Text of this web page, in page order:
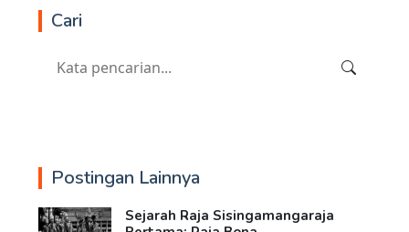
Cari
Postingan Lainnya
Sejarah Raja Sisingamangaraja